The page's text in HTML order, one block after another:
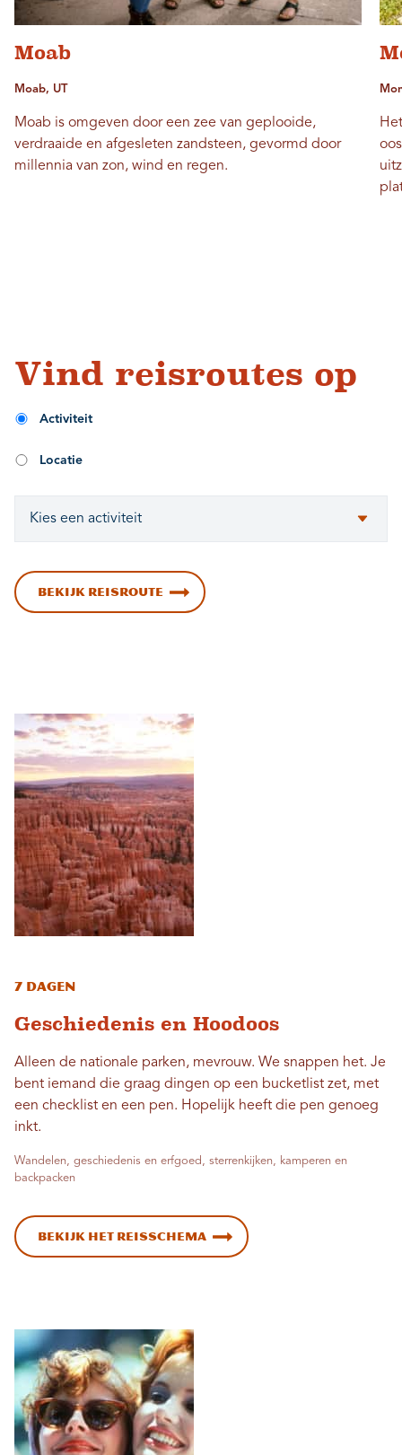
Moab
Moab, UT
Moab is omgeven door een zee van geplooide,
verdraaide en afgesleten zandsteen, gevormd door
millennia van zon, wind en regen.
Vind reisroutes op
Activiteit
Locatie
BEKIJK REISROUTE
7 dagen
Geschiedenis en Hoodoos
Alleen de nationale parken, mevrouw. We snappen het. Je
bent iemand die graag dingen op een bucketlist zet, met
een checklist en een pen. Hopelijk heeft die pen genoeg
inkt.
Wandelen, geschiedenis en erfgoed, sterrenkijken, kamperen en
backpacken
Bekijk het reisschema